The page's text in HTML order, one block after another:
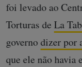
foi levado ao
Torturas de La
governodizer por
que ele não havia